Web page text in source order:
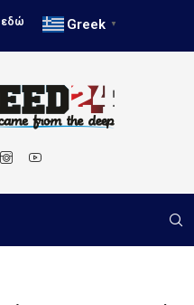
εδώ Greek ▼